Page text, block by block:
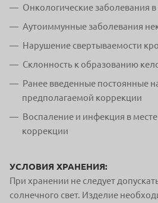
Онкологические заболевания
Аутоиммунные заболевания
Нарушение свертываемости
Склонность к образованию
Ранее введенные постоянные
предполагаемой коррекции
Воспаление и инфекция в
коррекции
УСЛОВИЯ ХРАНЕНИЯ:
При хранении не следует
солнечного свет. Изделие